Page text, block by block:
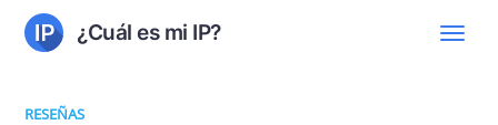
¿Cuál es mi IP?
RESEÑAS